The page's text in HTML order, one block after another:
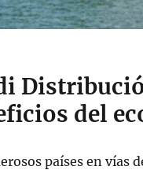
del
países en vías